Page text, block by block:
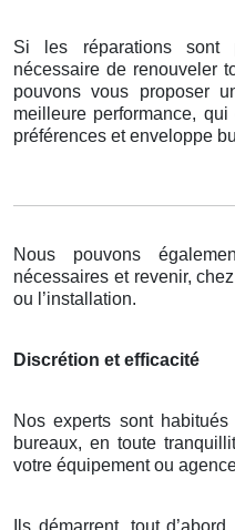
Si les réparations sont
nécessaire de renouveler
pouvons vous proposer
meilleure performance,
préférences et enveloppe
Nous pouvons
nécessaires et revenir,
ou l’installation.
Discrétion et efficacité
Nos experts sont
bureaux, en toute
votre équipement ou